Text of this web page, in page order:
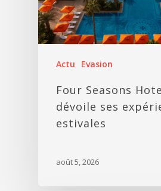
Actu Evasion
Four Seasons
dévoile ses
estivales
août 5, 2026